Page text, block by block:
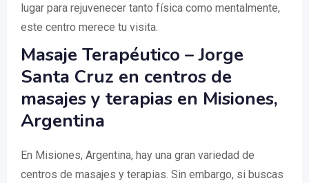
lugar para rejuvenecer tanto física como mentalmente,
este centro merece tu visita.
Masaje Terapéutico – Jorge
Santa Cruz en centros de
masajes y terapias en Misiones,
Argentina
En Misiones, Argentina, hay una gran variedad de
centros de masajes y terapias. Sin embargo, si buscas